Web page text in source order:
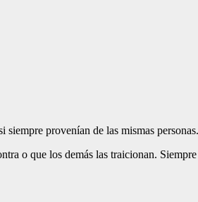
provenían de las mismas personas.
o que los demás las traicionan.